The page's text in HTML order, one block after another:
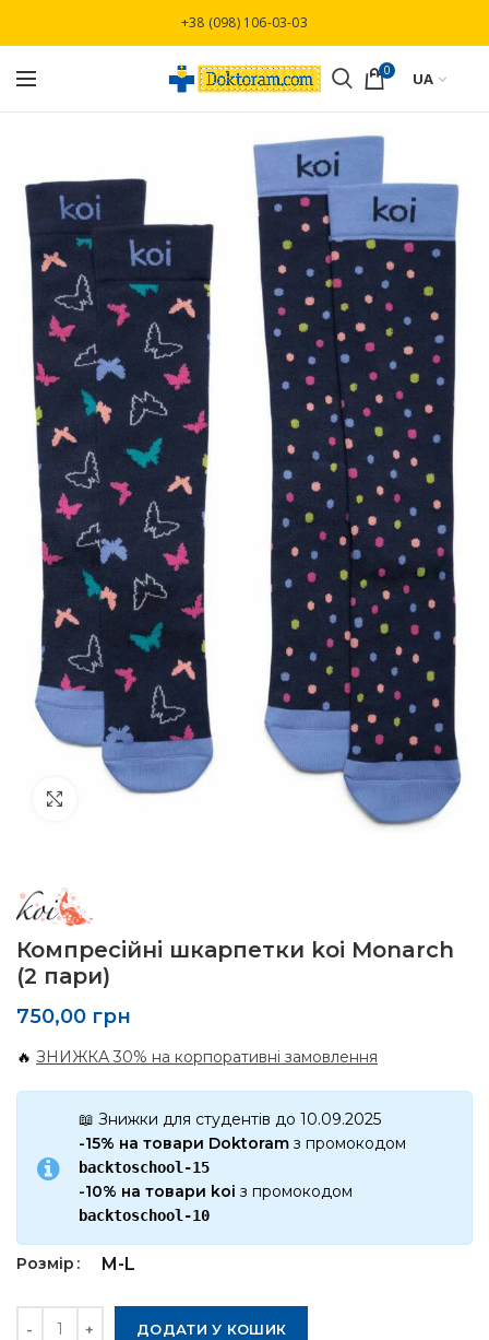
+38 (098) 106-03-03
0 UA
Click to enlarge
Компресійні шкарпетки koi Monarch
(2 пари)
750,00 грн
🔥 ЗНИЖКА 30% на корпоративні замовлення
📖 Знижки для студентів до 10.09.2025
-15% на товари Doktoram з промокодом
backtoschool-15
-10% на товари koi з промокодом
backtoschool-10
Розмір M-L
ДОДАТИ У КОШИК
Безкоштовна доставка при замовлені від